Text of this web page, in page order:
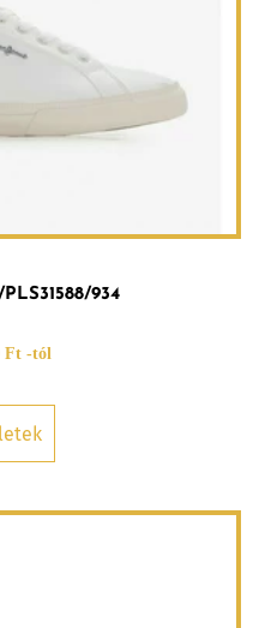
934
Ft -tól